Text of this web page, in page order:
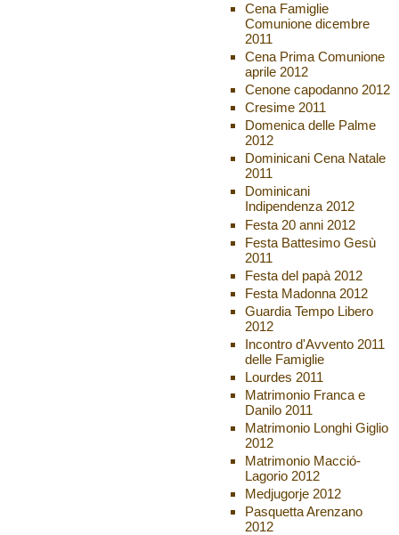
Cena Famiglie
Comunione dicembre
2011
Cena Prima Comunione
aprile 2012
Cenone capodanno 2012
Cresime 2011
Domenica delle Palme
2012
Dominicani Cena Natale
2011
Dominicani
Indipendenza 2012
Festa 20 anni 2012
Festa Battesimo Gesù
2011
Festa del papà 2012
Festa Madonna 2012
Guardia Tempo Libero
2012
Incontro d'Avvento 2011
delle Famiglie
Lourdes 2011
Matrimonio Franca e
Danilo 2011
Matrimonio Longhi Giglio
2012
Matrimonio Macció-
Lagorio 2012
Medjugorje 2012
Pasquetta Arenzano
2012